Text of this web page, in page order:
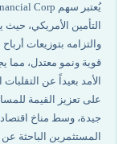
التأمين الأمريكي،
والتزامه بتوزيعات
قوية ونمو معتدل، مما
الأمد بعيداً عن
جيدة، وسط مناخ
المستثمرين الباحثة عن